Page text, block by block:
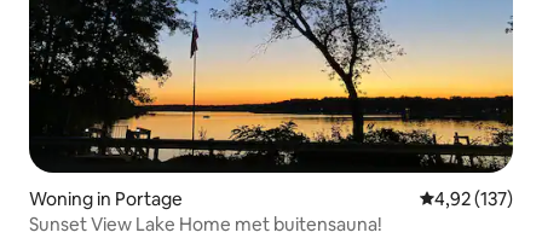
Woning in Portage Gemiddelde
4,92 (137)
Sunset View Lake Home met buitensauna!